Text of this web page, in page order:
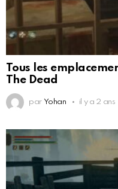
Tous les
The Dead
par Yohan il y a 2 ans